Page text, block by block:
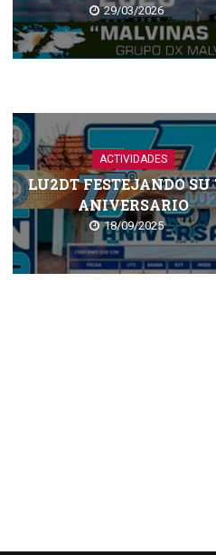
29/03/2026
ACTIVIDADES
LU2DT FESTEJANDO SU
ANIVERSARIO
18/09/2025